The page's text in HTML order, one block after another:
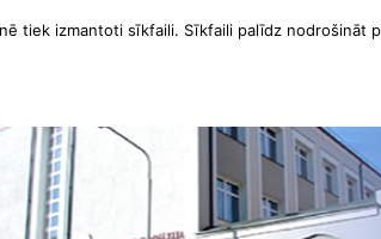
tiek izmantoti sīkfaili. Sīkfaili palīdz nodrošināt